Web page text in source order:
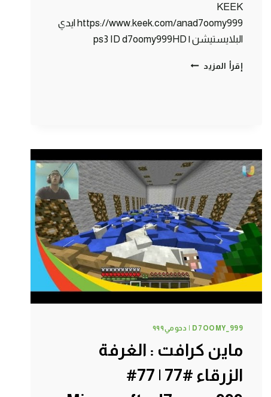
KEEK
https://www.keek.com/anad7oomy999 ايدي
البلايستيشن | ps3 ID d7oomy999HD
إقرأ المزيد ماين
80#
MINECRAFT
:
D7OOMY999
D7OOMY_999 | دحومي٩٩٩
ماين كرافت : الغرفة
الزرقاء #77 | 77#